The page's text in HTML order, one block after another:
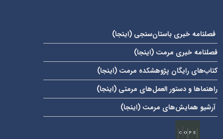
فصلنامه خبری باستان‌سنجی ( اینجا)
فصلنامه خبری مرمت ( اینجا)
کتاب‌های رایگان پژوهشکده مرمت ( اینجا)
راهنماها و دستور العمل‌های مرمتی ( اینجا)
آرشیو همایش‌های مرمت ( اینجا)